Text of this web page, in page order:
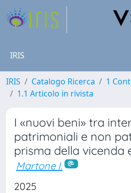
IRIS
IRIS Catalogo Ricerca
1
1.1 Articolo in rivista
I «nuovi beni» tra
patrimoniali e non
prisma della vicenda
Martone I.
2025